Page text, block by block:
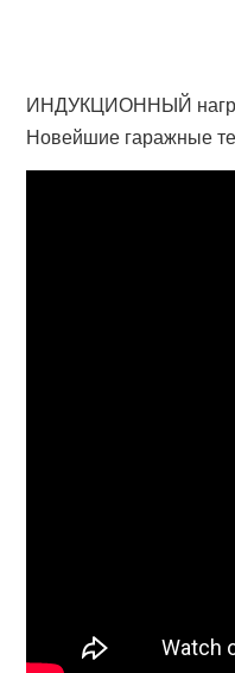
ИНДУКЦИОННЫЙ
Новейшие гаражные